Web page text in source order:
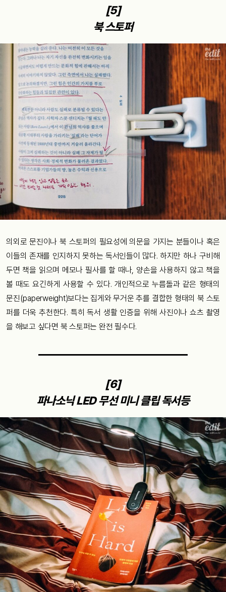
[5]
북 스토퍼
의외로 문진이나 북 스토퍼의 필요성에 의문을 가지는 분들이나 혹은
이들의 존재를 인지하지 못하는 독서인들이 많다. 하지만 하나 구비해
두면 책을 읽으며 메모나 필사를 할 때나, 양손을 사용하지 않고 책을
볼 때도 요긴하게 사용할 수 있다. 개인적으로 누름돌과 같은 형태의
문진(paperweight)보다는 집게와 무거운 추를 결합한 형태의 북 스토
퍼를 더욱 추천한다. 특히 독서 생활 인증을 위해 사진이나 쇼츠 촬영
을 해보고 싶다면 북 스토퍼는 완전 필수다.
[6]
파나소닉 LED 무선 미니 클립 독서등